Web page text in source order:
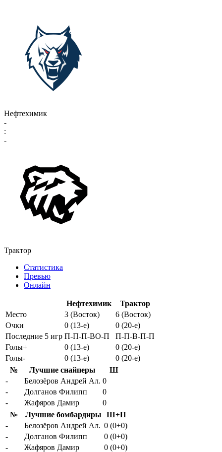
Нефтехимик
-
:
-
Трактор
Статистика
Превью
Онлайн
Нефтехимик
Трактор
Место
3 (Восток)
6 (Восток)
Очки
0 (13-e)
0 (20-e)
Последние 5 игр П-П-П-ВО-П
П-П-В-П-П
Голы+
0 (13-e)
0 (20-e)
Голы-
0 (13-e)
0 (20-e)
№
Лучшие снайперы
Ш
-
Белозёров Андрей Ал. 0
-
Долганов Филипп
0
-
Жафяров Дамир
0
№
Лучшие бомбардиры
Ш+П
-
Белозёров Андрей Ал. 0 (0+0)
-
Долганов Филипп
0 (0+0)
-
Жафяров Дамир 0 (0+0)